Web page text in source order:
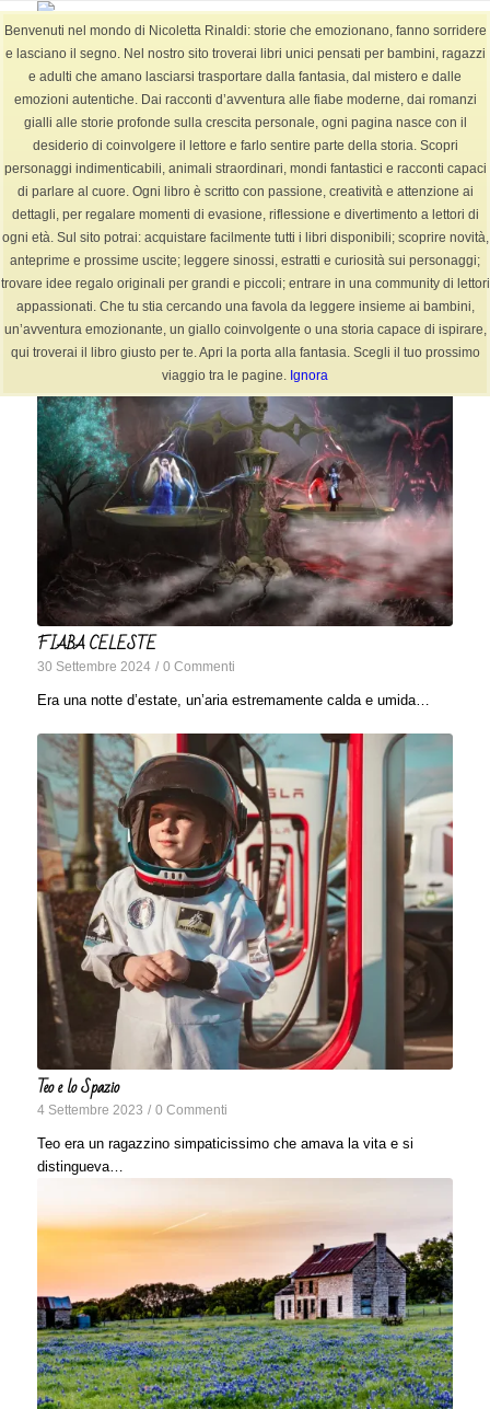
Benvenuti nel mondo di Nicoletta Rinaldi: storie che emozionano, fanno sorridere
e lasciano il segno. Nel nostro sito troverai libri unici pensati per bambini, ragazzi
e adulti che amano lasciarsi trasportare dalla fantasia, dal mistero e dalle
emozioni autentiche. Dai racconti d’avventura alle fiabe moderne, dai romanzi
gialli alle storie profonde sulla crescita personale, ogni pagina nasce con il
desiderio di coinvolgere il lettore e farlo sentire parte della storia. Scopri
personaggi indimenticabili, animali straordinari, mondi fantastici e racconti capaci
di parlare al cuore. Ogni libro è scritto con passione, creatività e attenzione ai
dettagli, per regalare momenti di evasione, riflessione e divertimento a lettori di
ogni età. Sul sito potrai: acquistare facilmente tutti i libri disponibili; scoprire novità,
anteprime e prossime uscite; leggere sinossi, estratti e curiosità sui personaggi;
trovare idee regalo originali per grandi e piccoli; entrare in una community di lettori
appassionati. Che tu stia cercando una favola da leggere insieme ai bambini,
un’avventura emozionante, un giallo coinvolgente o una storia capace di ispirare,
qui troverai il libro giusto per te. Apri la porta alla fantasia. Scegli il tuo prossimo
viaggio tra le pagine. Ignora
Tag Archivio per: favole brevi
Sei in: Home / BLOG / favole brevi
Articoli
FIABA CELESTE
30 Settembre 2024 / 0 Commenti
Era una notte d’estate, un’aria estremamente calda e umida…
Teo e lo Spazio
4 Settembre 2023 / 0 Commenti
Teo era un ragazzino simpaticissimo che amava la vita e si
distingueva…